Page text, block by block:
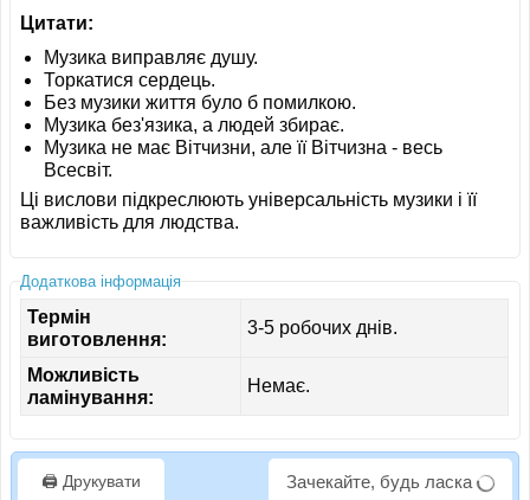
Цитати:
Музика виправляє душу.
Торкатися сердець.
Без музики життя було б помилкою.
Музика без'язика, а людей збирає.
Музика не має Вітчизни, але її Вітчизна - весь
Всесвіт.
Ці вислови підкреслюють універсальність музики і її
важливість для людства.
Додаткова інформація
Термін
виготовлення:
3-5 робочих днів.
Можливість
ламінування:
Немає.
🖨️ Друкувати Зачекайте, будь ласка